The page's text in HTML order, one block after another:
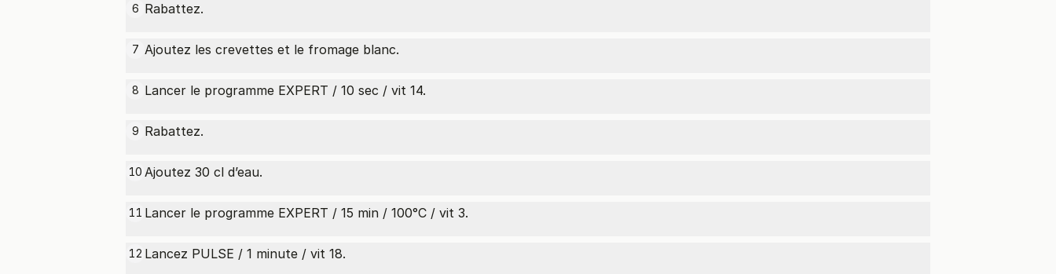
6 Rabattez.
7 Ajoutez les crevettes et le fromage blanc.
8 Lancer le programme EXPERT / 10 sec / vit 14.
9 Rabattez.
10 Ajoutez 30 cl d’eau.
11 Lancer le programme EXPERT / 15 min / 100°C / vit 3.
12 Lancez PULSE / 1 minute / vit 18.